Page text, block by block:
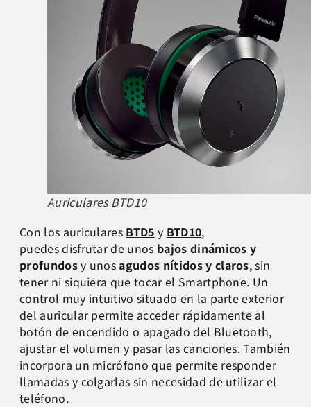
Auriculares BTD10
Con los auriculares BTD5 y BTD10,
puedes disfrutar de unos bajos dinámicos y
profundosy unosagudos nítidos y claros, sin
tener ni siquiera que tocar el Smartphone. Un
control muy intuitivo situado en la parte exterior
del auricular permite acceder rápidamente al
botón de encendido o apagado del Bluetooth,
ajustar el volumen y pasar las canciones. También
incorpora un micrófono que permite responder
llamadas y colgarlas sin necesidad de utilizar el
teléfono.